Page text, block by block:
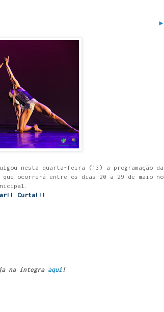
►
nesta quarta-feira (13) a programação da
ocorrerá entre os dias 20 a 29 de maio no
Curta!!!
na íntegra aqui!